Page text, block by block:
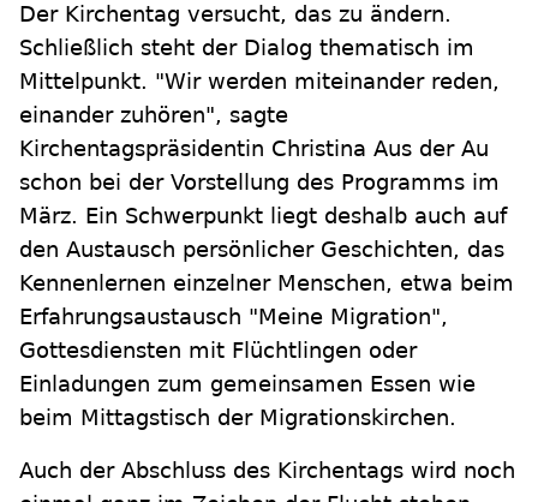
Der Kirchentag versucht, das zu ändern.
Schließlich steht der Dialog thematisch im
Mittelpunkt. "Wir werden miteinander reden,
einander zuhören", sagte
Kirchentagspräsidentin Christina Aus der Au
schon bei der Vorstellung des Programms im
März. Ein Schwerpunkt liegt deshalb auch auf
den Austausch persönlicher Geschichten, das
Kennenlernen einzelner Menschen, etwa beim
Erfahrungsaustausch "Meine Migration",
Gottesdiensten mit Flüchtlingen oder
Einladungen zum gemeinsamen Essen wie
beim Mittagstisch der Migrationskirchen.
Auch der Abschluss des Kirchentags wird noch